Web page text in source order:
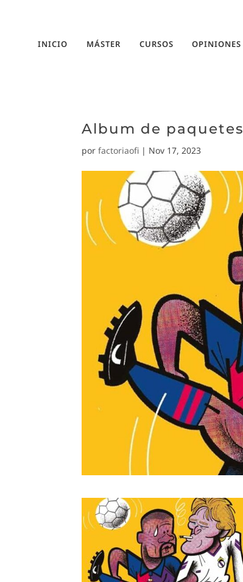
INICIO MÁSTER CURSOS OPINIONES
Album de paquetes
porfactoriaofi | Nov 17, 2023